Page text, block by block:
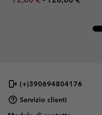
(+)390694804176
Servizio clienti